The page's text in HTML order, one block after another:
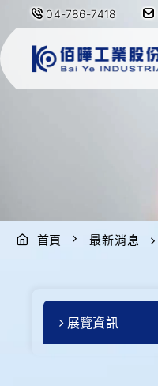
04-786-7418
首頁 最新消息
展覽資訊